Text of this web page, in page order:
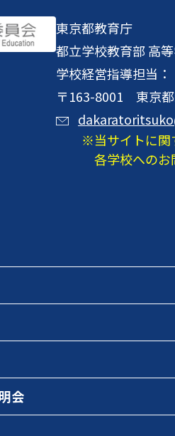
東京都教育庁
都立学校教育部 高
学校経営指導担当：
〒163-8001 東京
当サイトに
各学校への
会